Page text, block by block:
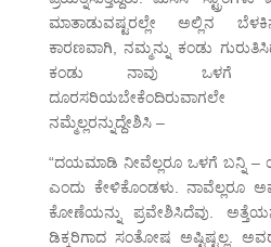
ಮಾತಾಡುವಷ್ಟರಲ್ಲೇ ಅಲ್ಲಿನ
ಕಾರಣವಾಗಿ, ನಮ್ಮನ್ನು ಕಂಡು
ಕಂಡು ನಾವು ಒಳಗೆ
ನಮ್ಮೆಲ್ಲರನ್ನುದ್ದೇಶಿಸಿ –
“ದಯಮಾಡಿ ನೀವೆಲ್ಲರೂ ಒಳಗೆ ಬನ್ನಿ
ಎಂದು ಕೇಳಿಕೊಂಡಳು.
ಕೋಣೆಯನ್ನು ಪ್ರವೇಶಿಸಿದೆವು.
ಡಿಕ್ಕರಿಗಾದ ಸಂತೋಷ ಅಷ್ಟಿಷ್ಟಲ್ಲ.